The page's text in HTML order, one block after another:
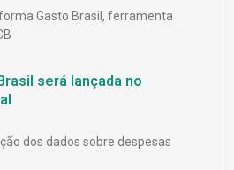
Gasto Brasil, ferramenta
será lançada no
dos dados sobre despesas